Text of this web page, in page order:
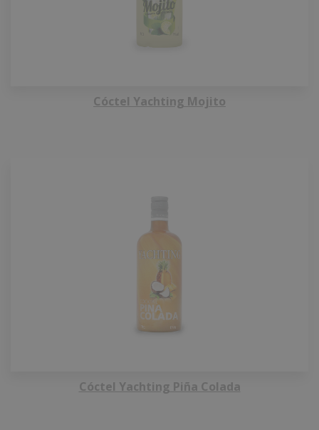
Cóctel Yachting Mojito
Cóctel Yachting Piña Colada